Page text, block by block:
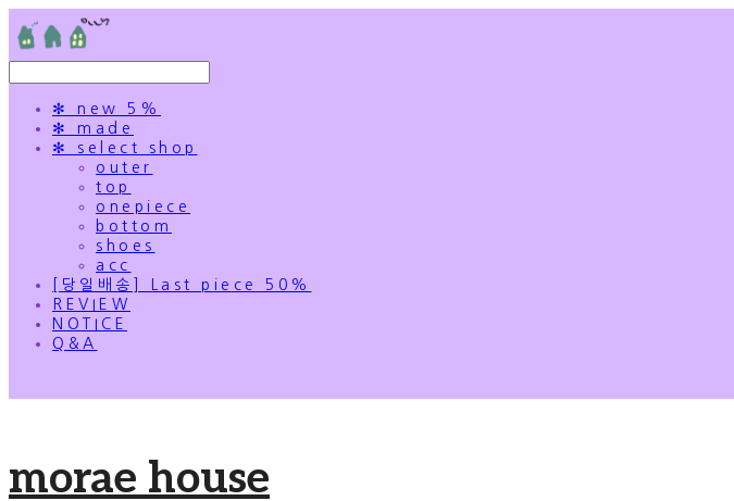
✻ new 5%
✻ made
✻ select shop
outer
top
onepiece
bottom
shoes
acc
[당일배송] Last piece 50%
REVIEW
NOTICE
Q&A
morae house